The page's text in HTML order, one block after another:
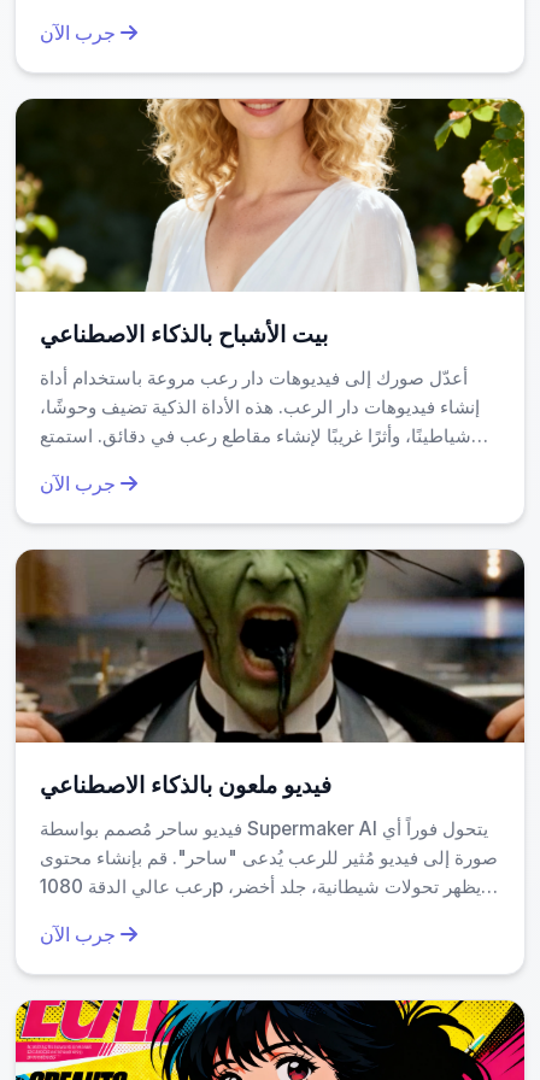
بإدماج هذه الأداة في تطبيقاتهم الخاصة، مما يفتح المجال أمام
محتوى ينتشر بسرعة، أو إخبار الأصدقاء، أو إضافة لمسة مميزة
لصورك. اكتشف سحر الإبداع المعزز بالذكاء الاصطناعي اليوم.
بيت الأشباح بالذكاء الاصطناعي
أعدّل صورك إلى فيديوهات دار رعب مروعة باستخدام أداة
إنشاء فيديوهات دار الرعب. هذه الأداة الذكية تضيف وحوشًا،
شياطينًا، وأثرًا غريبًا لإنشاء مقاطع رعب في دقائق. استمتع
الاجتماعية، الألغاز، أو المشاريع الإبداعية. تجربة إنشاء
فيديوهات رعب سريعة مجانية اليوم!
فيديو ملعون بالذكاء الاصطناعي
فيديو ساحر مُصمم بواسطة Supermaker AI يتحول فوراً أي
صورة إلى فيديو مُثير للرعب يُدعى "ساحر". قم بإنشاء محتوى
رعب عالي الدقة 1080p يظهر تحولات شيطانية، جلد أخضر،